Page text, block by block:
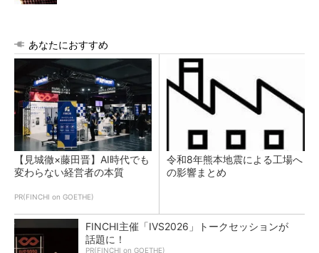
あなたにおすすめ
【見城徹×藤田晋】AI時代でも
変わらない経営者の本質
PR(FINCHI on GOETHE)
令和8年熊本地震による工場へ
の影響まとめ
FINCHI主催「IVS2026」トークセッションが
話題に！
PR(FINCHI on GOETHE)